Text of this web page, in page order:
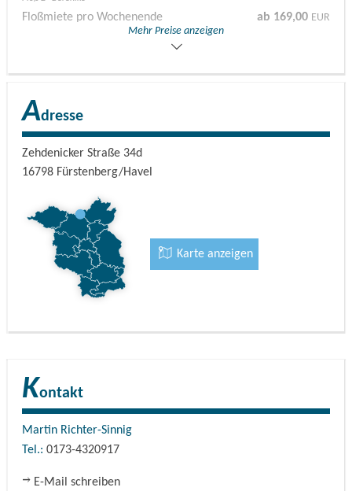
Floßmiete pro Wochenende ab 169,00 EUR
Mehr Preise anzeigen
Adresse
Zehdenicker Straße 34d
16798 Fürstenberg/Havel
Karte anzeigen
Kontakt
Martin Richter-Sinnig
Tel.: 0173-4320917
E-Mail schreiben